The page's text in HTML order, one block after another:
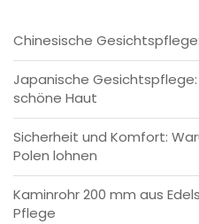
Chinesische
Japanische
schöne Haut
Sicherheit und Komfort:
Polen lohnen
Kaminrohr 200 mm aus
Pflege